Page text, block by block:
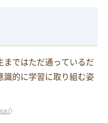
ではただ通っているだ
識的に学習に取り組む姿
）